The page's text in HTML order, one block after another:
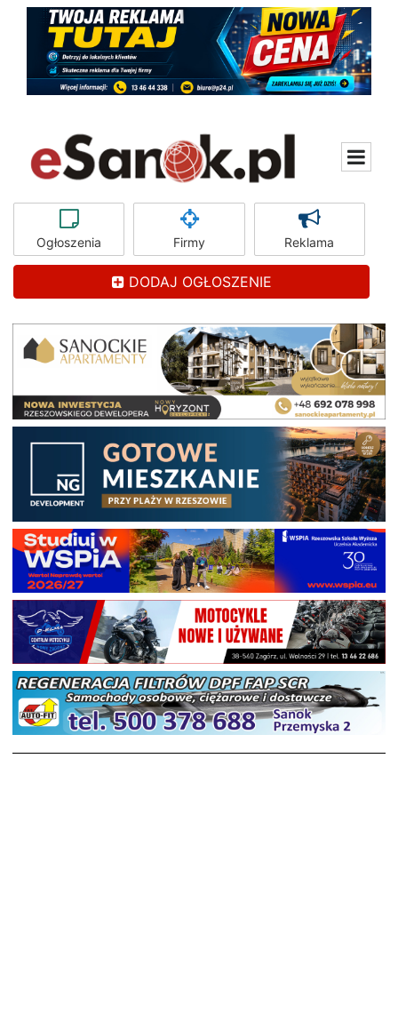
Ogłoszenia Firmy Reklama
DODAJ OGŁOSZENIE